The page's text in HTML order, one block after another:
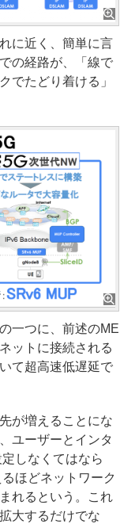
に近く、簡単に言
の経路が、「線で
でたどり着ける」
一つに、前述のME
ットに接続される
て超高速低遅延で
が増えることにな
ユーザーとインタ
しなくてはなら
ほどネットワーク
れるという。これ
大するだけでな